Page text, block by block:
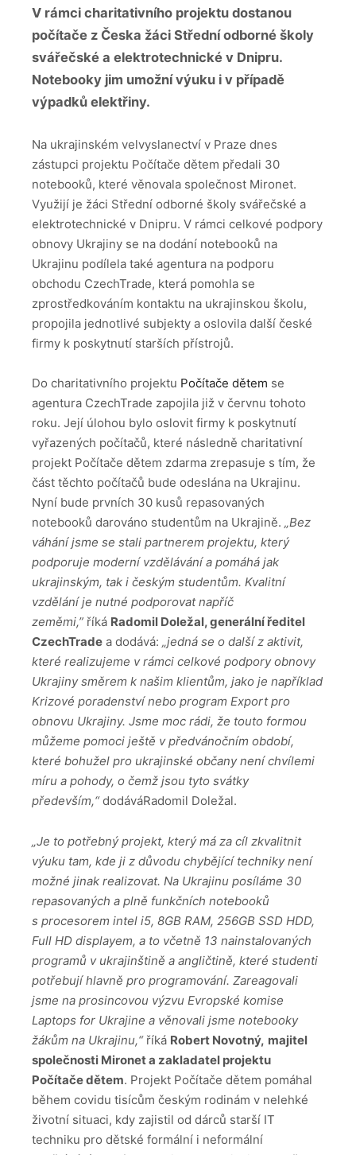
V rámci charitativního projektu dostanou
počítače z Česka žáci Střední odborné školy
svářečské a elektrotechnické v Dnipru.
Notebooky jim umožní výuku i v případě
výpadků elektřiny.
Na ukrajinském velvyslanectví v Praze dnes
zástupci projektu Počítače dětem předali 30
notebooků, které věnovala společnost Mironet.
Využijí je žáci Střední odborné školy svářečské a
elektrotechnické v Dnipru. V rámci celkové podpory
obnovy Ukrajiny se na dodání notebooků na
Ukrajinu podílela také agentura na podporu
obchodu CzechTrade, která pomohla se
zprostředkováním kontaktu na ukrajinskou školu,
propojila jednotlivé subjekty a oslovila další české
firmy k poskytnutí starších přístrojů.
Do charitativního projektu Počítače dětem se
agentura CzechTrade zapojila již v červnu tohoto
roku. Její úlohou bylo oslovit firmy k poskytnutí
vyřazených počítačů, které následně charitativní
projekt Počítače dětem zdarma zrepasuje s tím, že
část těchto počítačů bude odeslána na Ukrajinu.
Nyní bude prvních 30 kusů repasovaných
notebooků darováno studentům na Ukrajině. „Bez
váhání jsme se stali partnerem projektu, který
podporuje moderní vzdělávání a pomáhá jak
ukrajinským, tak i českým studentům. Kvalitní
vzdělání je nutné podporovat napříč
zeměmi,” říká Radomil Doležal, generální ředitel
CzechTrade a dodává: „jedná se o další z aktivit,
které realizujeme v rámci celkové podpory obnovy
Ukrajiny směrem k našim klientům, jako je například
Krizové poradenství nebo program Export pro
obnovu Ukrajiny. Jsme moc rádi, že touto formou
můžeme pomoci ještě v předvánočním období,
které bohužel pro ukrajinské občany není chvílemi
míru a pohody, o čemž jsou tyto svátky
především,“dodáváRadomil Doležal.
„Je to potřebný projekt, který má za cíl zkvalitnit
výuku tam, kde ji z důvodu chybějící techniky není
možné jinak realizovat. Na Ukrajinu posíláme 30
repasovaných a plně funkčních notebooků
s procesorem intel i5, 8GB RAM, 256GB SSD HDD,
Full HD displayem, a to včetně 13 nainstalovaných
programů v ukrajinštině a angličtině, které studenti
potřebují hlavně pro programování. Zareagovali
jsme na prosincovou výzvu Evropské komise
Laptops for Ukrajine a věnovali jsme notebooky
žákům na Ukrajinu,“říká Robert Novotný, majitel
společnosti Mironet a zakladatel projektu
Počítače dětem. Projekt Počítače dětem pomáhal
během covidu tisícům českým rodinám v nelehké
životní situaci, kdy zajistil od dárců starší IT
techniku pro dětské formální i neformální